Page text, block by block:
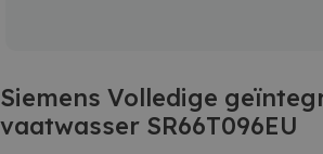
Siemens Volledige
vaatwasser SR66T096EU